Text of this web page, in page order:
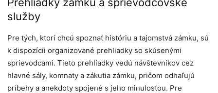
služby
Pre tých, ktorí chcú spoznať históriu a tajomstvá zámku, sú
k dispozícii organizované prehliadky so skúsenými
sprievodcami. Tieto prehliadky vedú návštevníkov cez
hlavné sály, komnaty a zákutia zámku, pričom odhaľujú
príbehy a anekdoty spojené s jeho minulosťou. Pre